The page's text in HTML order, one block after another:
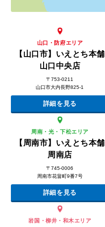
山口・防府エリア
【山口市】いえとち本舗
山口中央店
〒753-0211
山口市大内長野825-1
詳細を見る
周南・光・下松エリア
【周南市】いえとち本舗
周南店
〒745-0006
周南市花畠町9番7号
詳細を見る
岩国・柳井・和木エリア